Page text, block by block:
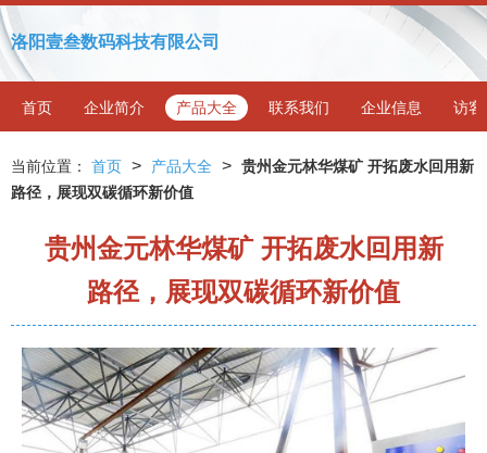
洛阳壹叁数码科技有限公司
首页 企业简介 产品大全 联系我们 企业信息 访客
当前位置： 首页 > 产品大全 > 贵州金元林华煤矿 开拓废水回用新
路径，展现双碳循环新价值
贵州金元林华煤矿 开拓废水回用新
路径，展现双碳循环新价值